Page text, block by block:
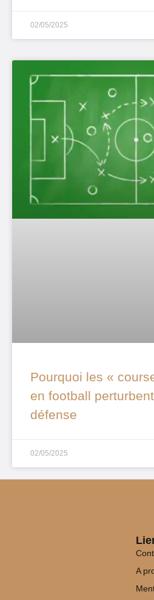
02/05/2025
Pourquoi les «
en football
défense
02/05/2025
A